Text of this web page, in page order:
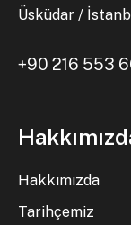
Üsküdar /
+90 216 553
Hakkımızda
Tarihçemiz